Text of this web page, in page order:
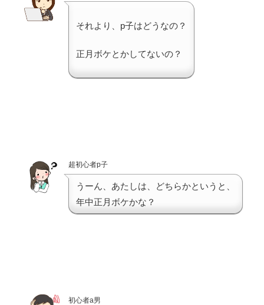
それより、p子はどうなの？
正月ボケとかしてないの？
超初心者p子
うーん、あたしは、どちらかというと、
年中正月ボケかな？
初心者a男